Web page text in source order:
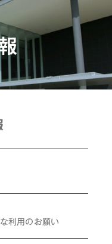
利用のお願い